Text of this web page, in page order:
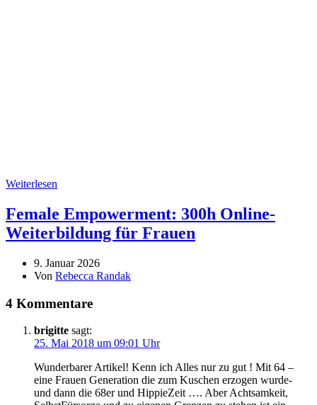
Weiterlesen
Female Empowerment: 300h Online-
Weiterbildung für Frauen
9. Januar 2026
Von Rebecca Randak
4 Kommentare
brigitte sagt:
25. Mai 2018 um 09:01 Uhr
Wunderbarer Artikel! Kenn ich Alles nur zu gut ! Mit 64 –
eine Frauen Generation die zum Kuschen erzogen wurde-
und dann die 68er und HippieZeit …. Aber Achtsamkeit,